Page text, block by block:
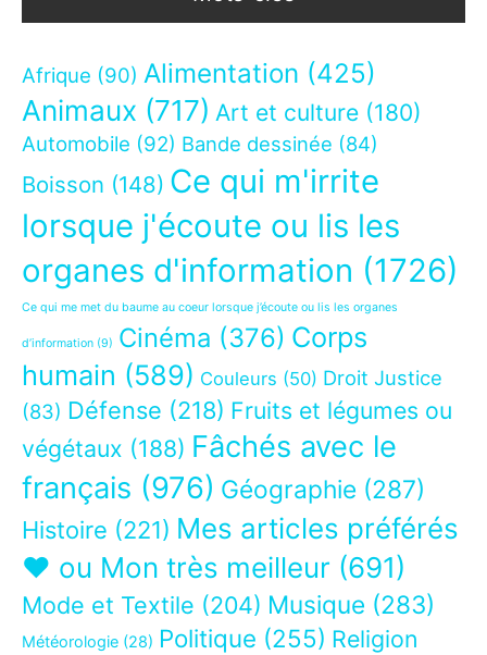
Afrique (90) Alimentation (425)
Animaux (717) Art et culture (180)
Automobile (92) Bande dessinée (84)
Boisson (148) Ce qui m'irrite
lorsque j'écoute ou lis les
organes d'information (1726)
Ce qui me met du baume au coeur lorsque j’écoute ou lis les organes
d’information (9) Cinéma (376) Corps
humain (589) Couleurs (50) Droit Justice
(83) Défense (218) Fruits et légumes ou
végétaux (188) Fâchés avec le
français (976) Géographie (287)
Histoire (221) Mes articles préférés
❤ ou Mon très meilleur (691)
Mode et Textile (204) Musique (283)
Météorologie (28) Politique (255) Religion